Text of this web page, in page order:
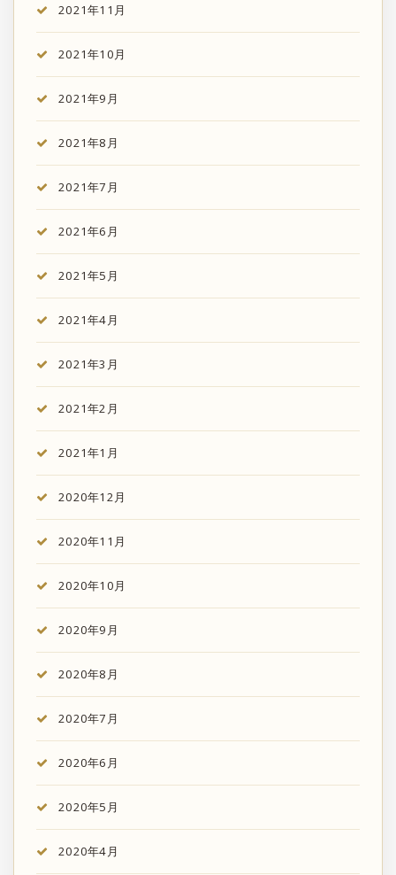
2021年11月
2021年10月
2021年9月
2021年8月
2021年7月
2021年6月
2021年5月
2021年4月
2021年3月
2021年2月
2021年1月
2020年12月
2020年11月
2020年10月
2020年9月
2020年8月
2020年7月
2020年6月
2020年5月
2020年4月